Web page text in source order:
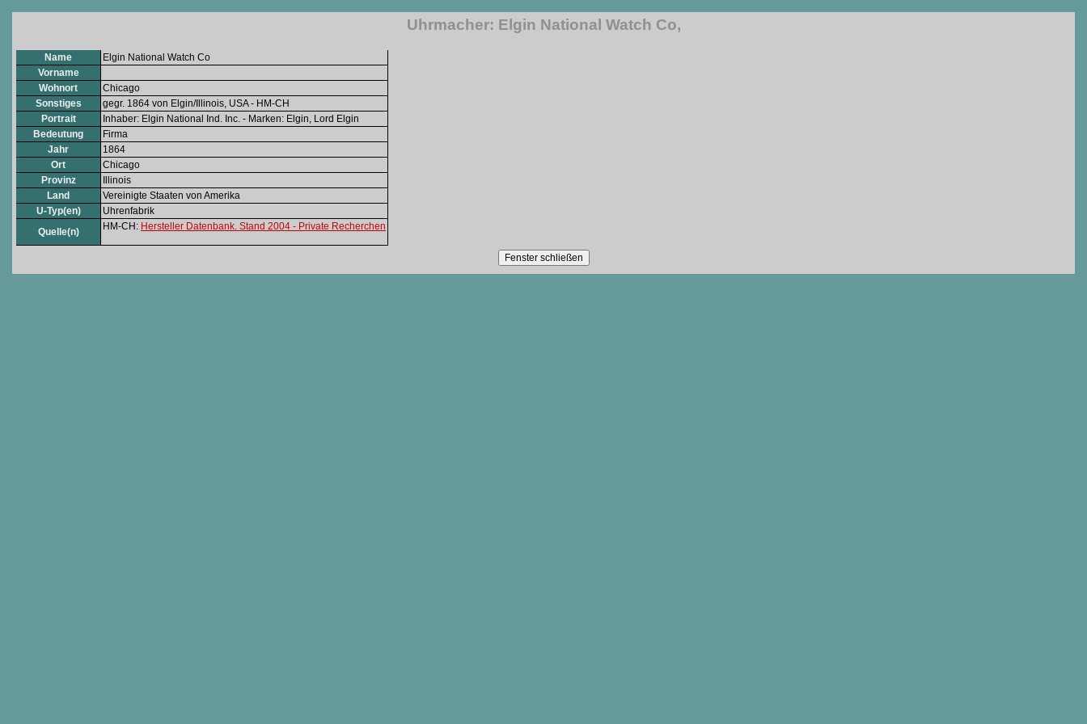
Uhrmacher: Elgin National Watch Co,
Name
Elgin National Watch Co
Vorname
Wohnort
Chicago
Sonstiges
gegr. 1864 von Elgin/Illinois, USA - HM-CH
Portrait
Inhaber: Elgin National Ind. Inc. - Marken: Elgin, Lord Elgin
Bedeutung
Firma
Jahr
1864
Ort
Chicago
Provinz
Illinois
Land
Vereinigte Staaten von Amerika
U-Typ(en)
Uhrenfabrik
Quelle(n)
HM-CH: Hersteller Datenbank. Stand 2004 - Private Recherchen